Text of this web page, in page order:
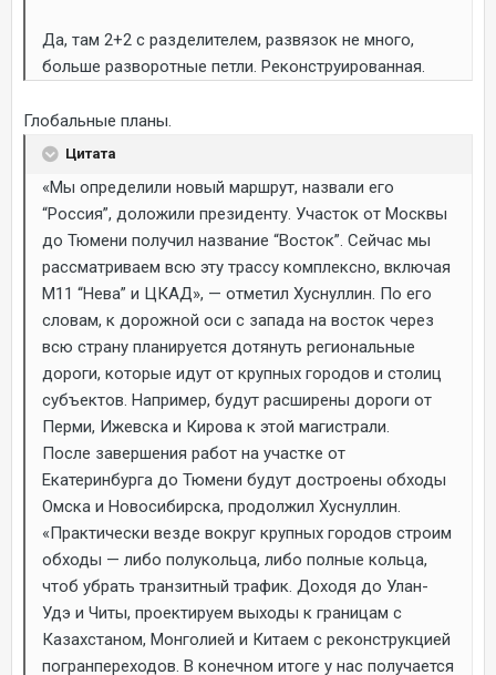
Да, там 2+2 с разделителем, развязок не много,
больше разворотные петли. Реконструированная.
Глобальные планы.
Цитата
«Мы определили новый маршрут, назвали его
“Россия”, доложили президенту. Участок от Москвы
до Тюмени получил название “Восток”. Сейчас мы
рассматриваем всю эту трассу комплексно, включая
М11 “Нева” и ЦКАД», — отметил Хуснуллин. По его
словам, к дорожной оси с запада на восток через
всю страну планируется дотянуть региональные
дороги, которые идут от крупных городов и столиц
субъектов. Например, будут расширены дороги от
Перми, Ижевска и Кирова к этой магистрали.
После завершения работ на участке от
Екатеринбурга до Тюмени будут достроены обходы
Омска и Новосибирска, продолжил Хуснуллин.
«Практически везде вокруг крупных городов строим
обходы — либо полукольца, либо полные кольца,
чтоб убрать транзитный трафик. Доходя до Улан-
Удэ и Читы, проектируем выходы к границам с
Казахстаном, Монголией и Китаем с реконструкцией
погранпереходов. В конечном итоге у нас получается